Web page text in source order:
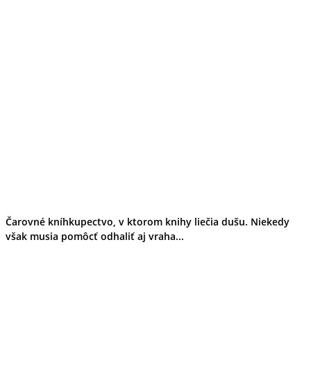
Čarovné kníhkupectvo, v ktorom knihy liečia dušu. Niekedy
však musia pomôcť odhaliť aj vraha...